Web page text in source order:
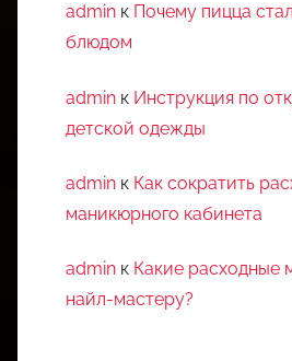
admin к Почему пицца
блюдом
admin к Инструкция по
детской одежды
admin к Как сократить
маникюрного кабинета
admin к Какие расходные
найл-мастеру?